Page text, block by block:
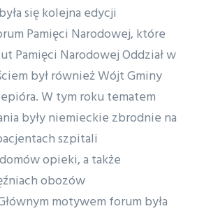
się kolejna edycji
Pamięci Narodowej, które
Pamięci Narodowej Oddział w
był również Wójt Gminy
W tym roku tematem
były niemieckie zbrodnie na
szpitali
opieki, a także
obozów
motywem forum była